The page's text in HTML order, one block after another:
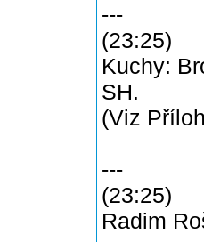
---
(23:25)
Kuchy:
SH.
(Viz
---
(23:25)
Radim